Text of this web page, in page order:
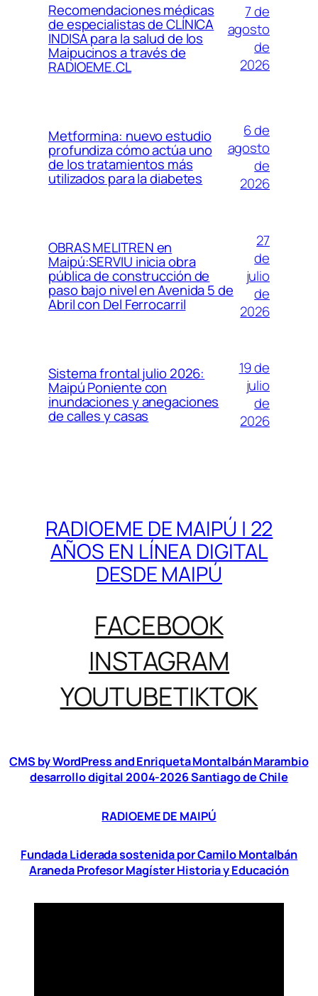
Recomendaciones médicas
de especialistas de CLÍNICA
INDISA para la salud de los
Maipucinos a través de
RADIOEME.CL
7 de
agosto
de
2026
Metformina: nuevo estudio
profundiza cómo actúa uno
de los tratamientos más
utilizados para la diabetes
6 de
agosto
de
2026
OBRAS MELITREN en
Maipú:SERVIU inicia obra
pública de construcción de
paso bajo nivel en Avenida 5 de
Abril con Del Ferrocarril
27
de
julio
de
2026
Sistema frontal julio 2026:
Maipú Poniente con
inundaciones y anegaciones
de calles y casas
19 de
julio
de
2026
RADIOEME DE MAIPÚ | 22
AÑOS EN LÍNEA DIGITAL
DESDE MAIPÚ
FACEBOOK
INSTAGRAM
YOUTUBETIKTOK
CMS by WordPress and Enriqueta Montalbán Marambio
desarrollo digital 2004-2026 Santiago de Chile
RADIOEME DE MAIPÚ
Fundada Liderada sostenida por Camilo Montalbán
Araneda Profesor Magíster Historia y Educación